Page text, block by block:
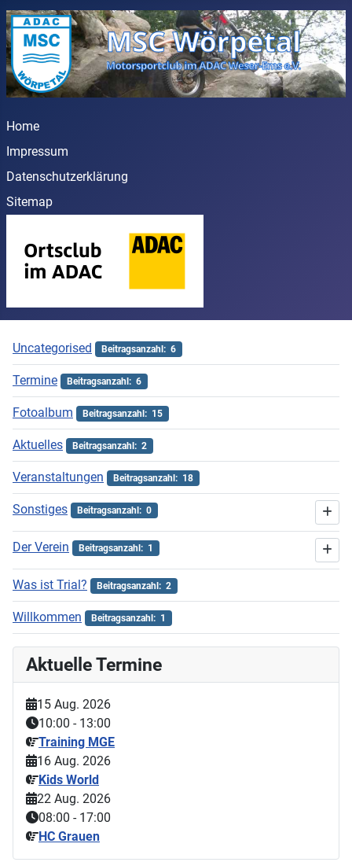
Home
Impressum
Datenschutzerklärung
Sitemap
Uncategorised Beitragsanzahl: 6
Termine Beitragsanzahl: 6
Fotoalbum Beitragsanzahl: 15
Aktuelles Beitragsanzahl: 2
Veranstaltungen Beitragsanzahl: 18
Sonstiges Beitragsanzahl: 0
Der Verein Beitragsanzahl: 1
Was ist Trial? Beitragsanzahl: 2
Willkommen Beitragsanzahl: 1
Aktuelle Termine
15 Aug. 2026
10:00 - 13:00
Training MGE
16 Aug. 2026
Kids World
22 Aug. 2026
08:00 - 17:00
HC Grauen